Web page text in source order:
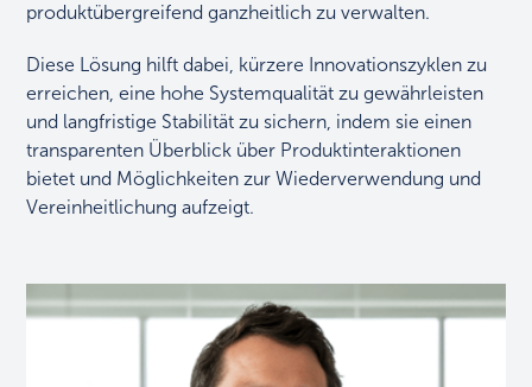
produktübergreifend ganzheitlich zu verwalten.
Diese Lösung hilft dabei, kürzere Innovationszyklen zu
erreichen, eine hohe Systemqualität zu gewährleisten
und langfristige Stabilität zu sichern, indem sie einen
transparenten Überblick über Produktinteraktionen
bietet und Möglichkeiten zur Wiederverwendung und
Vereinheitlichung aufzeigt.